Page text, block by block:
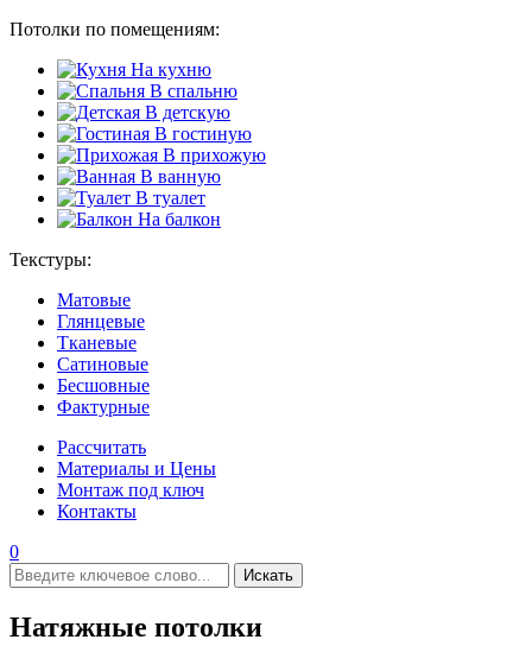
Потолки по помещениям:
На кухню
В спальню
В детскую
В гостиную
В прихожую
В ванную
В туалет
На балкон
Текстуры:
Матовые
Глянцевые
Тканевые
Сатиновые
Бесшовные
Фактурные
Рассчитать
Материалы и Цены
Монтаж под ключ
Контакты
0
Искать
Натяжные потолки